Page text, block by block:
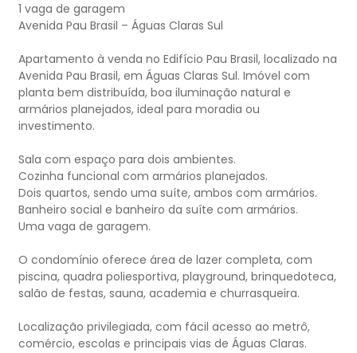
1 vaga de garagem
Avenida Pau Brasil – Águas Claras Sul
Apartamento à venda no Edifício Pau Brasil, localizado na
Avenida Pau Brasil, em Águas Claras Sul. Imóvel com
planta bem distribuída, boa iluminação natural e
armários planejados, ideal para moradia ou
investimento.
Sala com espaço para dois ambientes.
Cozinha funcional com armários planejados.
Dois quartos, sendo uma suíte, ambos com armários.
Banheiro social e banheiro da suíte com armários.
Uma vaga de garagem.
O condomínio oferece área de lazer completa, com
piscina, quadra poliesportiva, playground, brinquedoteca,
salão de festas, sauna, academia e churrasqueira.
Localização privilegiada, com fácil acesso ao metrô,
comércio, escolas e principais vias de Águas Claras.